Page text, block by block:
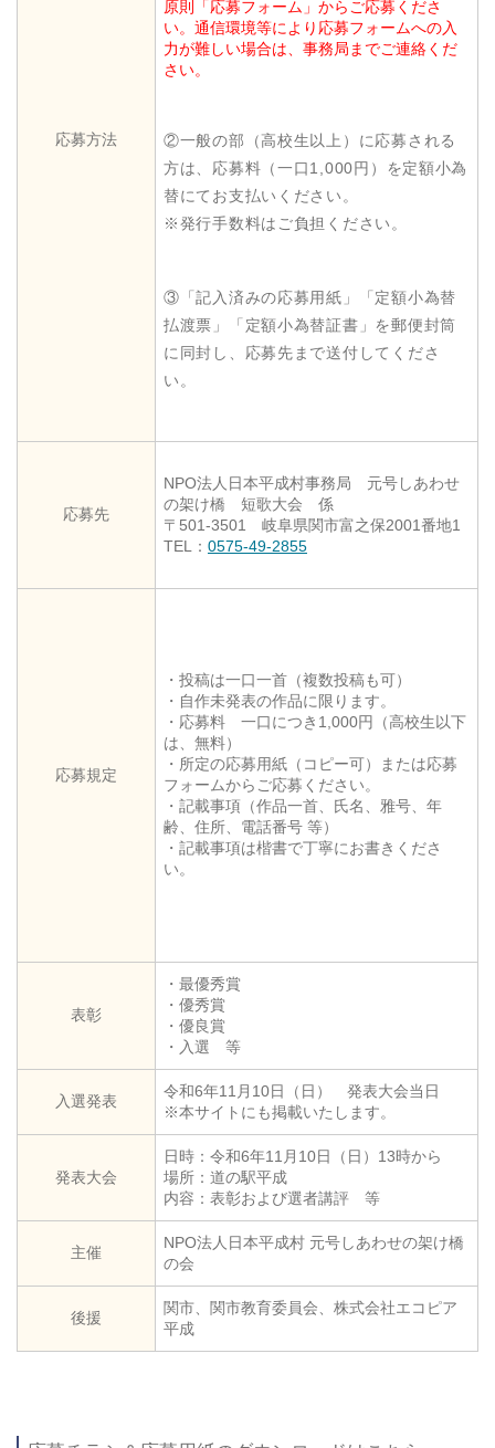
応募方法
原則「応募フォーム」からご応募くださ
い。通信環境等により応募フォームへの入
力が難しい場合は、事務局までご連絡くだ
さい。
②一般の部（高校生以上）に応募される
方は、応募料（一口1,000円）を定額小為
替にてお支払いください。
※発行手数料はご負担ください。
③「記入済みの応募用紙」「定額小為替
払渡票」「定額小為替証書」を郵便封筒
に同封し、応募先まで送付してくださ
い。
応募先
NPO法人日本平成村事務局 元号しあわせ
の架け橋 短歌大会 係
〒501-3501 岐阜県関市富之保2001番地1
TEL： 0575-49-2855
応募規定
・投稿は一口一首（複数投稿も可）
・自作未発表の作品に限ります。
・応募料 一口につき1,000円（高校生以下
は、無料）
・所定の応募用紙（コピー可）または応募
フォームからご応募ください。
・記載事項（作品一首、氏名、雅号、年
齢、住所、電話番号 等）
・記載事項は楷書で丁寧にお書きくださ
い。
表彰
・最優秀賞
・優秀賞
・優良賞
・入選 等
入選発表
令和6年11月10日（日） 発表大会当日
※本サイトにも掲載いたします。
発表大会
日時：令和6年11月10日（日）13時から
場所：道の駅平成
内容：表彰および選者講評 等
主催
NPO法人日本平成村 元号しあわせの架け橋
の会
後援
関市、関市教育委員会、株式会社エコピア
平成